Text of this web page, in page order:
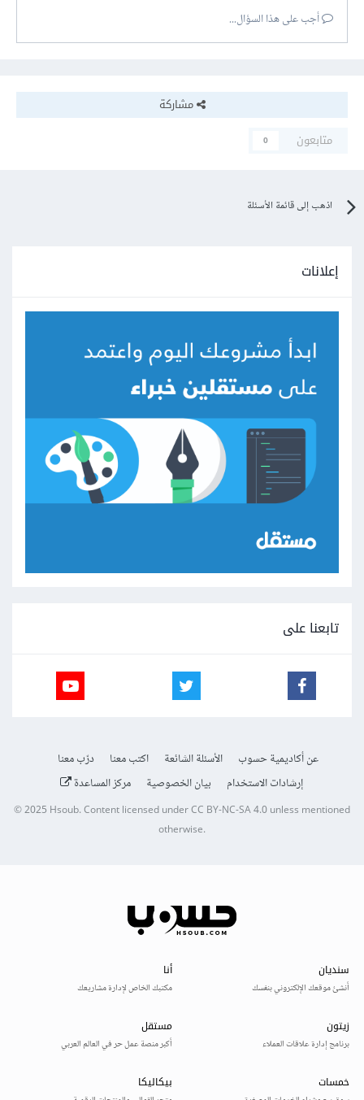
أجب على هذا السؤال...
مشاركة
متابعون
0
اذهب إلى قائمة الأسئلة
إعلانات
تابعنا على
عن أكاديمية حسوب الأسئلة الشائعة اكتب معنا
درّب معنا
إرشادات الاستخدام
بيان الخصوصية مركز المساعدة
© 2025Hsoub.Content licensed underCC BY-NC-SA 4.0unless mentioned
otherwise.